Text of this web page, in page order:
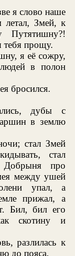
я слово наше
летал, Змей, к
Путятишну?!
тебя прощу.
я её сожру,
в полон
бросился.
дубы с
аршин в землю
стал Змей
стал
Добрыня про
между ушей
упал, а
прижал, а
Бил, бил его
скотину и
разлилась к
до пояса.